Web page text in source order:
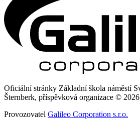
Oficiální stránky Základní škola náměstí
Šternberk, příspěvková organizace © 2026
Provozovatel Galileo Corporation s.r.o.